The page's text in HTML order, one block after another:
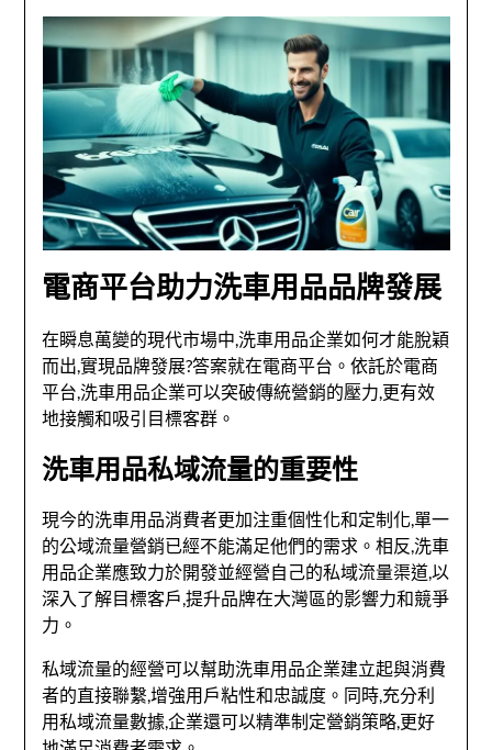
電商平台助力洗車用品品牌發展
在瞬息萬變的現代市場中,洗車用品企業如何才能脫穎
而出,實現品牌發展?答案就在電商平台。依託於電商
平台,洗車用品企業可以突破傳統營銷的壓力,更有效
地接觸和吸引目標客群。
洗車用品私域流量的重要性
現今的洗車用品消費者更加注重個性化和定制化,單一
的公域流量營銷已經不能滿足他們的需求。相反,洗車
用品企業應致力於開發並經營自己的私域流量渠道,以
深入了解目標客戶,提升品牌在大灣區的影響力和競爭
力。
私域流量的經營可以幫助洗車用品企業建立起與消費
者的直接聯繫,增強用戶粘性和忠誠度。同時,充分利
用私域流量數據,企業還可以精準制定營銷策略,更好